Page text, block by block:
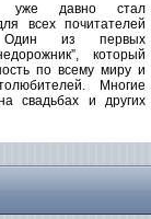
уже давно стал
всех почитателей
Один из первых
который
по всему миру и
Многие
свадьбах и других